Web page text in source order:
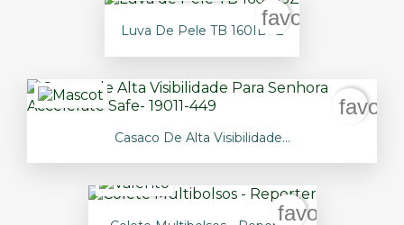
Luva De Pele TB 160IBSZ
favorite_border
Casaco De Alta Visibilidade...